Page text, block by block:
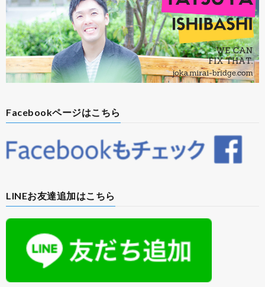
Facebookページはこちら
LINEお友達追加はこちら